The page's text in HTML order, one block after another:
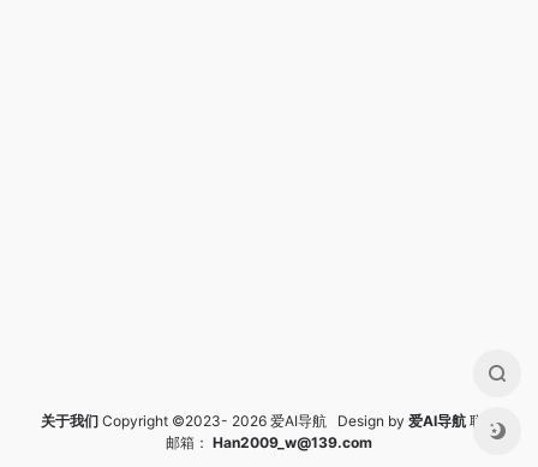
关于我们Copyright ©2023- 2026 爱AI导航 Design by 爱AI导航 联系
邮箱： Han2009_w@139.com